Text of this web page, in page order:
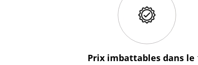
Prix imbattables dans le